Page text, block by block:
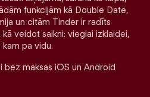
funkcijām kā Double Date,
un citām Tinder ir radīts
veidot saikni: vieglai izklaidei,
pa vidu.
maksas iOS un Android